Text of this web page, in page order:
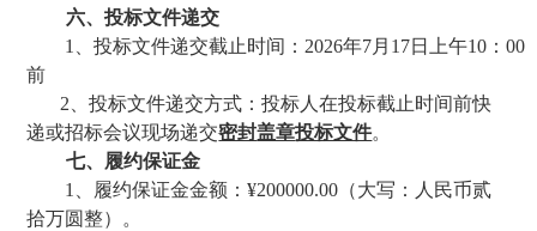
六、投标文件递交
1、投标文件递交截止时间：2026年7月 17日上午10：00
前
2、投标文件递交方式：投标人在投标截止时间前快
递或招标会议现场递交密封盖章投标文件。
七、履约保证金
1、履约保证金金额：¥200000.00（大写： 人民币贰
拾万圆整）。